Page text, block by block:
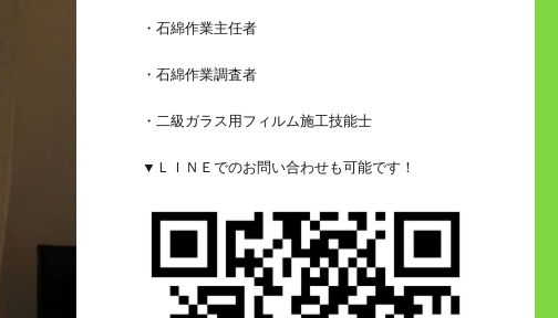
・石綿作業主任者
・石綿作業調査者
・二級ガラス用フィルム施工技能士
▼ＬＩＮＥでのお問い合わせも可能です！